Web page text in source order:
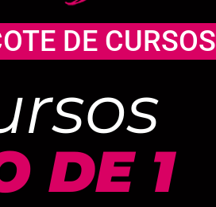
DE CURSOS
DE 1